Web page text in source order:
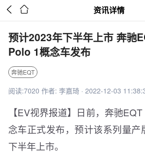
  资讯详情
预计2023年下半年上市 奔驰
Polo 1概念车发布
奔驰EQT
阅读:7020 作者: 李嘉琦 · 2022-12-03
【EV视界报道】日前，奔驰
念车正式发布，预计该系列量产
下半年上市。